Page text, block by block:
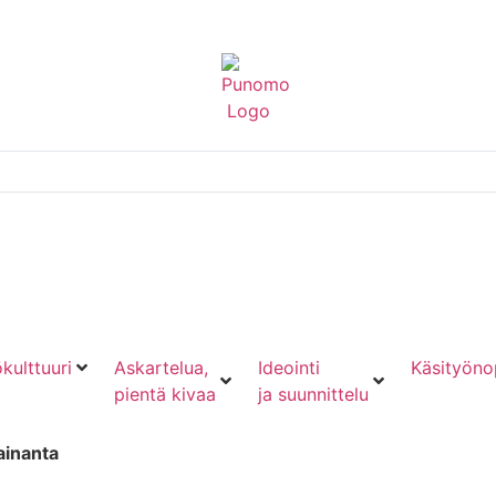
Askartelua,
pientä kivaa
Ideointi
ja suunnittelu